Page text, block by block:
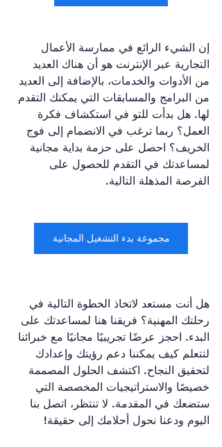
إن الشيء الرائع في ممارسة الأعمال
التجارية عبر الإنترنت هو أن هناك العديد
من الأدوات والخدمات، بالإضافة إلى العديد
من البرامج والمسابقات التي يمكنك التقدم
لها. هل بدأت للتو في استكشاف فكرة
العمل؟ ربما ترغب في الانضمام إلى فوج
الخريف؟ احصل على حزمة بداية مجانية
لمساعدتك في التقدم للحصول على
الفرصة المذهلة التالية.
مجموعة بدء التشغيل المجانية
هل أنت مستعد لاتخاذ الخطوة التالية في
رحلتك المهنية؟ فريقنا هنا لمساعدتك على
البدء. احجز عرضًا تجريبيًا مجانيًا مع خبرائنا
لتتعلم كيف يمكننا دعم رؤيتك وإعدادك
لتحقيق النجاح. اكتشف الحلول المصممة
خصيصًا والاستراتيجيات المخصصة التي
ستضعك في المقدمة. لا تنتظر، اتصل بنا
اليوم ودعنا نحول أحلامك إلى حقيقة!